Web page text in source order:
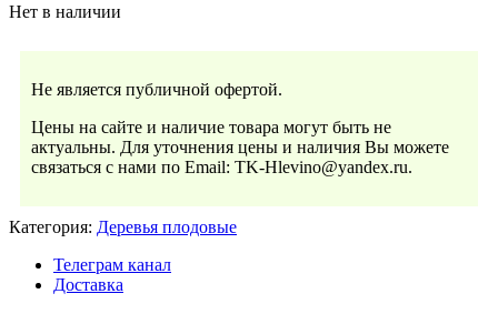
Нет в наличии
Не является публичной офертой.
Цены на сайте и наличие товара могут быть не
актуальны. Для уточнения цены и наличия Вы можете
связаться с нами по Email: TK-Hlevino@yandex.ru.
Категория: Деревья плодовые
Телеграм канал
Доставка